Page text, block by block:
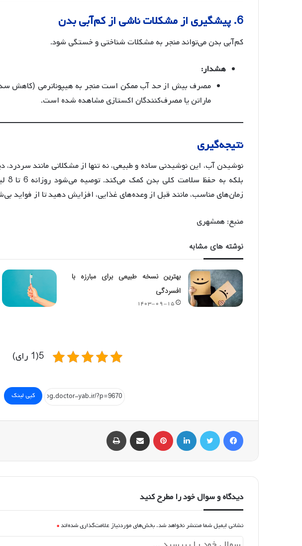
6. پیشگیری از مشکلات ناشی از کم‌آبی بدن
کم‌آبی بدن می‌تواند منجر به مشکلات شناختی و خستگی شود.
هشدار:
مصرف بیش از حد آب ممکن است منجر به هیپوناترمی (کاهش
ماراتن یا مصرف‌کنندگان اکستازی مشاهده شده است.
نتیجه‌گیری
نوشیدن آب، این نوشیدنی ساده و طبیعی، نه تنها از مشکلاتی مانند
زمان‌های مناسب، مانند قبل از وعده‌های غذایی، افزایش دهید تا از فواید
منبع: همشهری
نوشته های مشابه
بهترین نسخه طبیعی برای مبارزه با
افسردگی
۱۴۰۳-۰۹-۱۵
5(1 رای)
کپی لینک
فیسبوک توییتر لینکداین پینتریست اشتراک گذاری با ایمیل
دیدگاه و سوال خود را مطرح کنید
نشانی ایمیل شما منتشر نخواهد شد. بخش‌های موردنیاز علامت‌گذاری شده‌اند *